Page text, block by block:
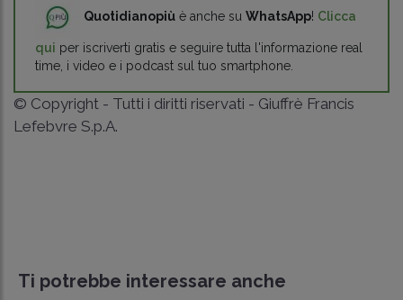
Quotidianopiù è anche su WhatsApp! Clicca
qui per iscriverti gratis e seguire tutta l'informazione real
time, i video e i podcast sul tuo smartphone.
© Copyright - Tutti i diritti riservati - Giuffrè Francis
Lefebvre S.p.A.
Ti potrebbe interessare anche